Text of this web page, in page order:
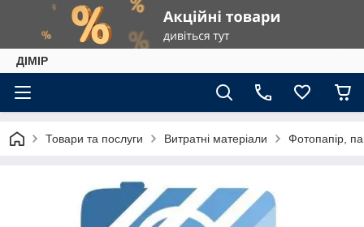
ДІМІР
Товари та послуги Витратні матеріали Фотопапір,